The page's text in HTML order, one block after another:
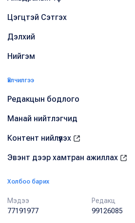
Цэгцтэй Сэтгэх
Дэлхий
Нийгэм
Үйлчилгээ
Редакцын бодлого
Манай нийтлэгчид
Контент нийлүүлэх
Эвэнт дээр хамтран ажиллах
Холбоо барих
Мэдээ
77191977
Редакц
99126085